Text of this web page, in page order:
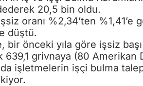
20,5 bin oldu.
oranı %2,34’ten
düştü.
bir önceki yıla göre işsiz
639,1 grivnaya (80 Amerikan
işletmelerin işçi bulma